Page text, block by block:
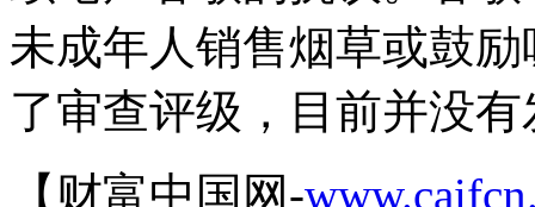
未成年人销售烟草或鼓
了审查评级，目前并没
【财富中国网-